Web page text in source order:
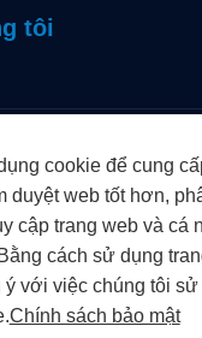
tôi
mật
Shandong
trường, Ltd. Tất cả các
cookie để cung
duyệt web tốt hơn,
cập trang web và cá
cách sử dụng
ý với việc chúng tôi sử
Chính sách bảo mật